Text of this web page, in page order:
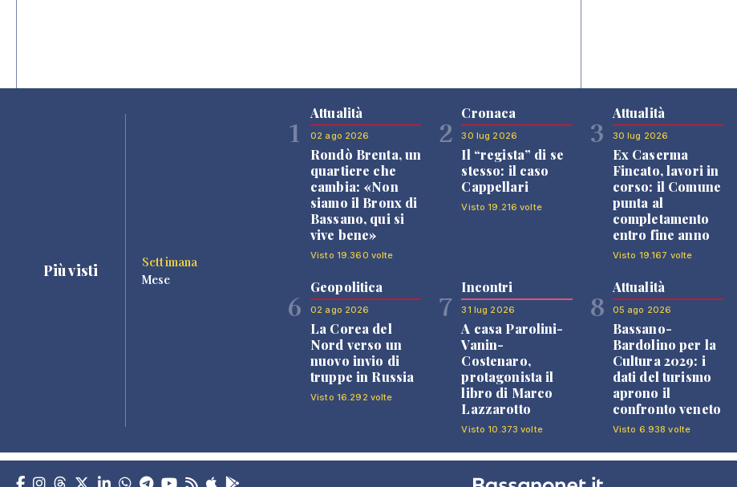
Più visti
Settimana
Mese
1
Attualità
02 ago 2026
Rondò Brenta, un
quartiere che
cambia: «Non
siamo il Bronx di
Bassano, qui si
vive bene»
Visto 19.360 volte
2
Cronaca
30 lug 2026
Il “regista” di se
stesso: il caso
Cappellari
Visto 19.216 volte
3
Attualità
30 lug 2026
Ex Caserma
Fincato, lavori in
corso: il Comune
punta al
completamento
entro fine anno
Visto 19.167 volte
6
Geopolitica
02 ago 2026
La Corea del
Nord verso un
nuovo invio di
truppe in Russia
Visto 16.292 volte
7
Incontri
31 lug 2026
A casa Parolini-
Vanin-
Costenaro,
protagonista il
libro di Marco
Lazzarotto
Visto 10.373 volte
8
Attualità
05 ago 2026
Bassano-
Bardolino per la
Cultura 2029: i
dati del turismo
aprono il
confronto veneto
Visto 6.938 volte